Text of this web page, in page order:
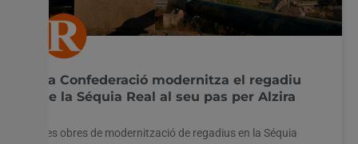
La Confederació modernitza el regadiu
de la Séquia Real al seu pas per Alzira
Les obres de modernització de regadius en la Séquia